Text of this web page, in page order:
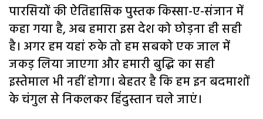
पारसियों की ऐतिहासिक पुस्तक किस्सा-ए-संजान में
कहा गया है, अब हमारा इस देश को छोड़ना ही सही
है। अगर हम यहां रुके तो हम सबको एक जाल में
जकड़ लिया जाएगा और हमारी बुद्धि का सही
इस्तेमाल भी नहीं होगा। बेहतर है कि हम इन बदमाशों
के चंगुल से निकलकर हिंदुस्तान चले जाएं।